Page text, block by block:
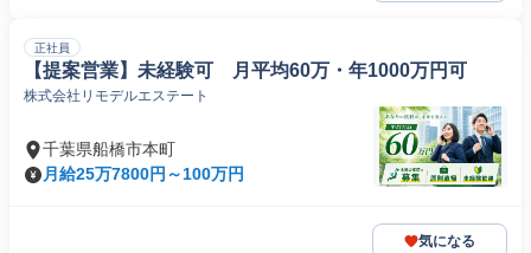
正社員
【提案営業】未経験可 月平均60万・年1000万円可
株式会社リモデルエステート
千葉県船橋市本町
月給25万7800円～100万円
気になる